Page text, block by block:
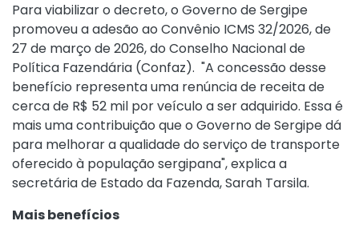
Para viabilizar o decreto, o Governo de Sergipe
promoveu a adesão ao Convênio ICMS 32/2026, de
27 de março de 2026, do Conselho Nacional de
Política Fazendária (Confaz). "A concessão desse
benefício representa uma renúncia de receita de
cerca de R$ 52 mil por veículo a ser adquirido. Essa é
mais uma contribuição que o Governo de Sergipe dá
para melhorar a qualidade do serviço de transporte
oferecido à população sergipana", explica a
secretária de Estado da Fazenda, Sarah Tarsila.
Mais benefícios